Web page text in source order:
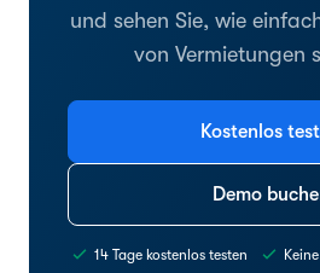
und sehen Sie, wie
von Vermietungen
Kostenlos
Demo
14 Tage kostenlos testen